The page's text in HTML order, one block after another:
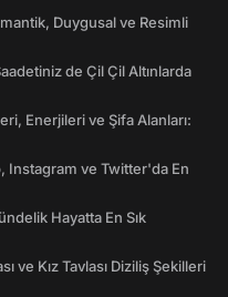
Duygusal ve Resimli
de Çil Çil Altınlarda
Enerjileri ve Şifa Alanları:
Instagram ve Twitter'da En
Hayatta En Sık
ve Kız Tavlası Diziliş Şekilleri